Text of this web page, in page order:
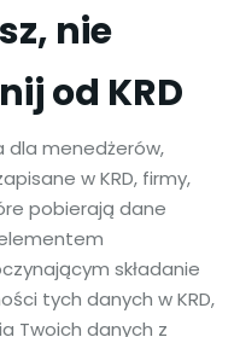
nie
od KRD
dla menedżerów,
w KRD, firmy,
pobierają dane
składanie
tych danych w KRD,
Twoich danych z